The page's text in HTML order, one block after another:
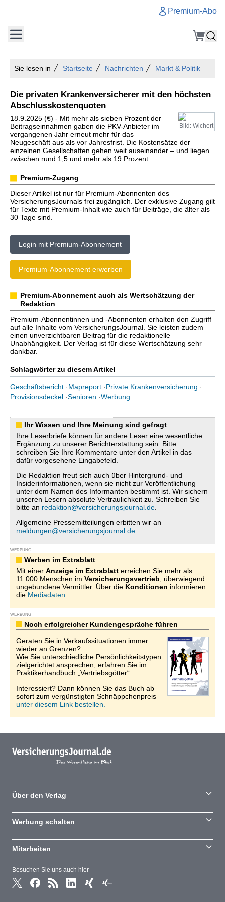
Premium-Abo
Sie lesen in Startseite Nachrichten Markt & Politik
Die privaten Krankenversicherer mit den höchsten
Abschlusskostenquoten
Bild: Wichert
18.9.2025 (€) - Mit mehr als sieben Prozent der
Beitragseinnahmen gaben die PKV-Anbieter im
vergangenen Jahr erneut mehr für das
Neugeschäft aus als vor Jahresfrist. Die Kostensätze der
einzelnen Gesellschaften gehen weit auseinander – und liegen
zwischen rund 1,5 und mehr als 19 Prozent.
Premium-Zugang
Dieser Artikel ist nur für Premium-Abonnenten des
VersicherungsJournals frei zugänglich. Der exklusive Zugang gilt
für Texte mit Premium-Inhalt wie auch für Beiträge, die älter als
30 Tage sind.
Login mit Premium-Abonnement
Premium-Abonnement erwerben
Premium-Abonnement auch als Wertschätzung der
Redaktion
Premium-Abonnentinnen und -Abonnenten erhalten den Zugriff
auf alle Inhalte vom VersicherungsJournal. Sie leisten zudem
einen unverzichtbaren Beitrag für die redaktionelle
Unabhängigkeit. Der Verlag ist für diese Wertschätzung sehr
dankbar.
Schlagwörter zu diesem Artikel
Geschäftsbericht ·Mapreport ·Private Krankenversicherung ·
Provisionsdeckel ·Senioren ·Werbung
Ihr Wissen und Ihre Meinung sind gefragt
Ihre Leserbriefe können für andere Leser eine wesentliche
Ergänzung zu unserer Berichterstattung sein. Bitte
schreiben Sie Ihre Kommentare unter den Artikel in das
dafür vorgesehene Eingabefeld.
Die Redaktion freut sich auch über Hintergrund- und
Insiderinformationen, wenn sie nicht zur Veröffentlichung
unter dem Namen des Informanten bestimmt ist. Wir sichern
unseren Lesern absolute Vertraulichkeit zu. Schreiben Sie
bitte an redaktion@versicherungsjournal.de
Allgemeine Pressemitteilungen erbitten wir an
meldungen@versicherungsjournal.de
WERBUNG
Werben im Extrablatt
Mit einer Anzeige im Extrablatt erreichen Sie mehr als
11.000 Menschen im Versicherungsvertrieb , überwiegend
ungebundene Vermittler. Über die Konditionen informieren
die Mediadaten
WERBUNG
Noch erfolgreicher Kundengespräche führen
Geraten Sie in Verkaufssituationen immer
wieder an Grenzen?
Wie Sie unterschiedliche Persönlichkeitstypen
zielgerichtet ansprechen, erfahren Sie im
Praktikerhandbuch „Vertriebsgötter“.
Interessiert? Dann können Sie das Buch ab
sofort zum vergünstigten Schnäppchenpreis
unter diesem Link bestellen.
Besuchen Sie uns auch hier
Über den Verlag
Werbung schalten
Mitarbeiten